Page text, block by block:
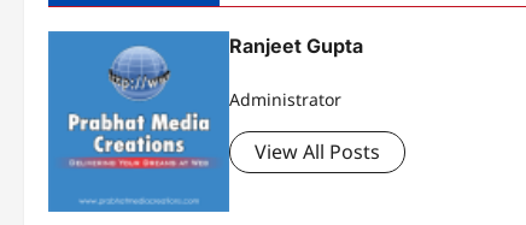
Ranjeet Gupta
Administrator
View All Posts